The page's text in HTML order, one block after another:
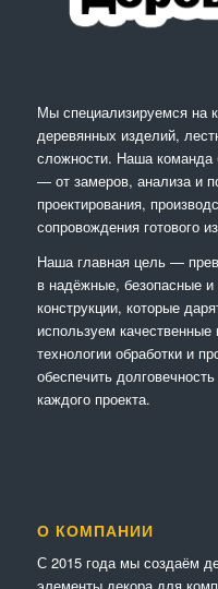
Мы специализируемся на
деревянных изделий,
сложности. Наша команда
— от замеров, анализа и
проектирования,
сопровождения готового
Наша главная цель —
в надёжные, безопасные
конструкции, которые
используем
технологии обработки и
обеспечить
каждого проекта.
О КОМПАНИИ
С 2015 года мы создаём